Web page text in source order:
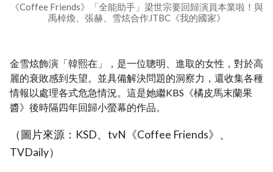
《Coffee Friends》「全能助手」梁世宗要回歸演員本業啦！與
禹棹煥、張赫、雪炫合作JTBC《我的國家》
金雪炫飾演「韓熙在」，是一位聰明、進取的女性，對於高
麗的衰敗感到失望。並具備解決問題的洞察力，還收集各種
情報以處理各式危急情況。這是她繼KBS《橘皮馬末蘭果
醬》後時隔四年回歸小螢幕的作品。
（圖片來源：KSD、tvN《Coffee Friends》、
TVDaily）